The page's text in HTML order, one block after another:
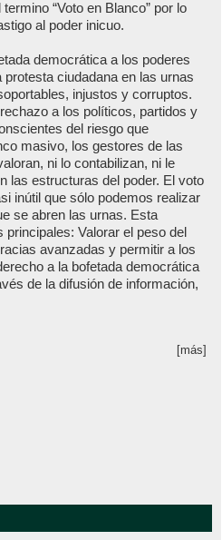
“Voto en Blanco” por lo
al poder inicuo.
democrática a los poderes
ciudadana en las urnas
injustos y corruptos.
a los políticos, partidos y
del riesgo que
masivo, los gestores de las
ni lo contabilizan, ni le
las estructuras del poder. El voto
inútil que sólo podemos realizar
se abren las urnas. Esta
Valorar el peso del
avanzadas y permitir a los
a la bofetada democrática
de la difusión de información,
[más]